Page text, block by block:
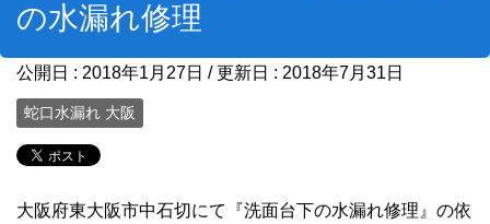
の水漏れ修理
公開日 : 2018年1月27日 / 更新日 : 2018年7月31日
蛇口水漏れ 大阪
大阪府東大阪市中石切にて『洗面台下の水漏れ修理』の依